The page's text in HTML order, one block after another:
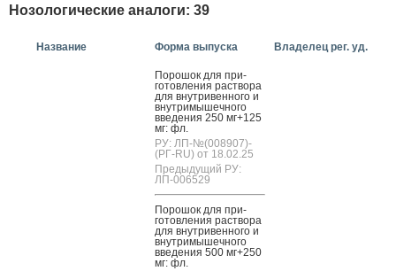
Нозологические аналоги: 39
Название Форма выпуска Владелец рег. уд.
По­рошок для при­
готов­ле­ния рас­тво­ра
для внут­ри­вен­но­го и
внут­ри­мышеч­но­го
вве­дения 250 мг+125
мг: фл.
РУ: ЛП-№(008907)-
(РГ-RU) от 18.02.25
Предыдущий РУ:
ЛП-006529
По­рошок для при­
готов­ле­ния рас­тво­ра
для внут­ри­вен­но­го и
внут­ри­мышеч­но­го
вве­дения 500 мг+250
мг: фл.